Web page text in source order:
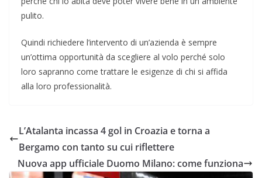
pulito.
Quindi richiedere l’intervento di un’azienda è sempre
un’ottima opportunità da scegliere al volo perché solo
loro sapranno come trattare le esigenze di chi si affida
alla loro professionalità.
L’Atalanta incassa 4 gol in Croazia e torna a
Bergamo con tanto su cui riflettere
Nuova app ufficiale Duomo Milano: come funziona